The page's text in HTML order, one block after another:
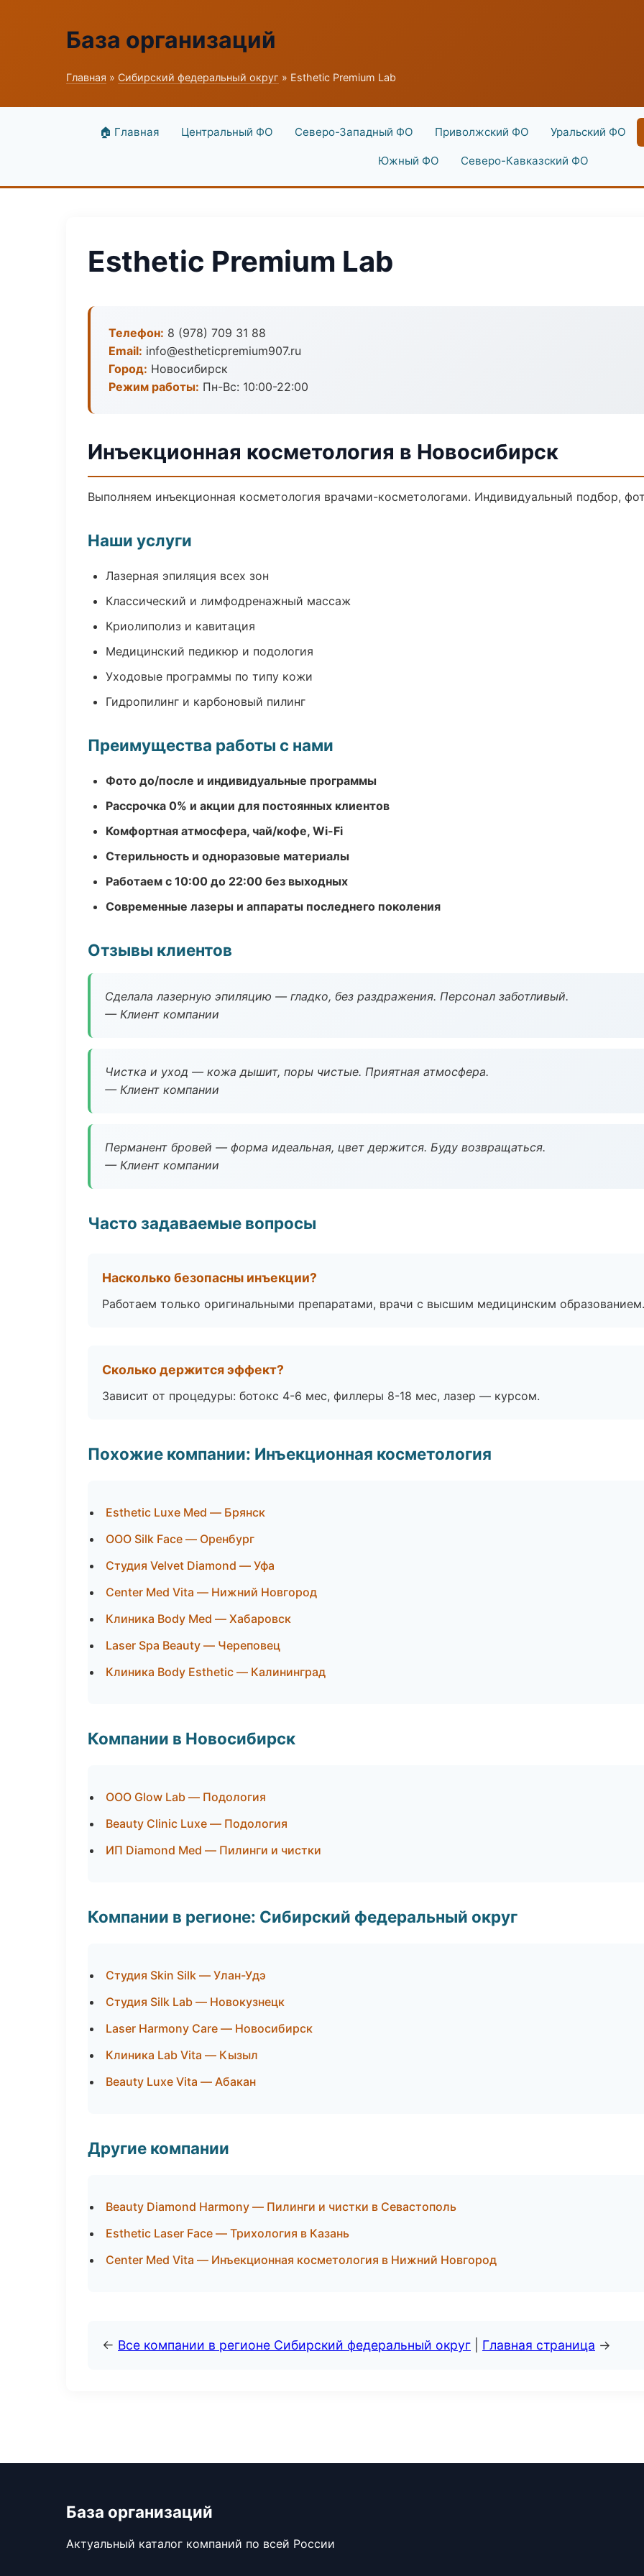
База организаций
Главная » Сибирский федеральный округ » Esthetic Premium Lab
🏠 Главная Центральный ФО Северо-Западный ФО Приволжский ФО Уральский ФО
Южный ФО Северо-Кавказский ФО
Esthetic Premium Lab
Телефон: 8 (978) 709 31 88
Email: info@estheticpremium907.ru
Город: Новосибирск
Режим работы: Пн-Вс: 10:00-22:00
Инъекционная косметология в Новосибирск
Выполняем инъекционная косметология врачами-косметологами. Индивидуальный подбор,
Наши услуги
Лазерная эпиляция всех зон
Классический и лимфодренажный массаж
Криолиполиз и кавитация
Медицинский педикюр и подология
Уходовые программы по типу кожи
Гидропилинг и карбоновый пилинг
Преимущества работы с нами
Фото до/после и индивидуальные программы
Рассрочка 0% и акции для постоянных клиентов
Комфортная атмосфера, чай/кофе, Wi-Fi
Стерильность и одноразовые материалы
Работаем с 10:00 до 22:00 без выходных
Современные лазеры и аппараты последнего поколения
Отзывы клиентов
Сделала лазерную эпиляцию — гладко, без раздражения. Персонал заботливый.
— Клиент компании
Чистка и уход — кожа дышит, поры чистые. Приятная атмосфера.
— Клиент компании
Перманент бровей — форма идеальная, цвет держится. Буду возвращаться.
— Клиент компании
Часто задаваемые вопросы
Насколько безопасны инъекции?
Работаем только оригинальными препаратами, врачи с высшим медицинским образованием.
Сколько держится эффект?
Зависит от процедуры: ботокс 4-6 мес, филлеры 8-18 мес, лазер — курсом.
Похожие компании: Инъекционная косметология
Esthetic Luxe Med — Брянск
ООО Silk Face — Оренбург
Студия Velvet Diamond — Уфа
Center Med Vita — Нижний Новгород
Клиника Body Med — Хабаровск
Laser Spa Beauty — Череповец
Клиника Body Esthetic — Калининград
Компании в Новосибирск
ООО Glow Lab — Подология
Beauty Clinic Luxe — Подология
ИП Diamond Med — Пилинги и чистки
Компании в регионе: Сибирский федеральный округ
Студия Skin Silk — Улан-Удэ
Студия Silk Lab — Новокузнецк
Laser Harmony Care — Новосибирск
Клиника Lab Vita — Кызыл
Beauty Luxe Vita — Абакан
Другие компании
Beauty Diamond Harmony — Пилинги и чистки в Севастополь
Esthetic Laser Face — Трихология в Казань
Center Med Vita — Инъекционная косметология в Нижний Новгород
← Все компании в регионе Сибирский федеральный округ Главная страница →
База организаций
Актуальный каталог компаний по всей России